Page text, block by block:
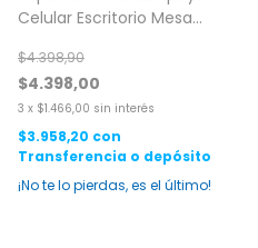
Celular Escritorio Mesa
$4.398,00
$4.398,90
3 x $1.466,00 sin interés
$3.958,20 con
Transferencia o depósito
¡No te lo pierdas, es el último!